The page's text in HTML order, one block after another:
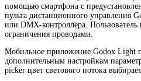
помощью смартфона с
пульта дистанционного управления
или DMX-контроллера. Пользователь
ограничения проводами.
Мобильное приложение Godox Light
дополнительным настройкам
picker цвет светового потока